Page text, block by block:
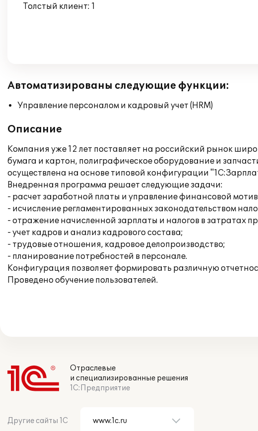
Толстый клиент: 1
Автоматизированы следующие функции:
Управление персоналом и кадровый учет (HRM)
Описание
Компания уже 12 лет поставляет на российский рынок
бумага и картон, полиграфическое оборудование и
осуществлена на основе типовой конфигурации
Внедренная программа решает следующие задачи:
- расчет заработной платы и управление финансовой
- исчисление регламентированных законодательством
- отражение начисленной зарплаты и налогов в затратах
- учет кадров и анализ кадрового состава;
- трудовые отношения, кадровое делопроизводство;
- планирование потребностей в персонале.
Конфигурация позволяет формировать различную
Проведено обучение пользователей.
Отраслевые
и специализированные решения
1С:Предприятие
Другие сайты 1С